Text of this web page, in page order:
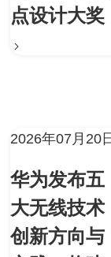
点设计大奖
2026年07月20
华为发布五
大无线技术
创新方向与